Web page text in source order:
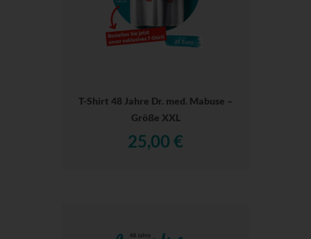
T-Shirt 48 Jahre Dr. med. Mabuse –
Größe XXL
25,00 €